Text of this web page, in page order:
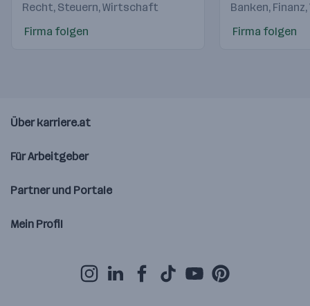
Recht, Steuern, Wirtschaft
Firma folgen
Banken,
Firma folgen
Über karriere.at
Für Arbeitgeber
Partner und Portale
Mein Profil